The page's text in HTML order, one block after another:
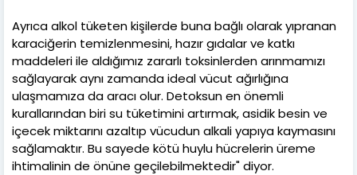
Ayrıca alkol tüketen kişilerde buna bağlı olarak yıpranan
karaciğerin temizlenmesini, hazır gıdalar ve katkı
maddeleri ile aldığımız zararlı toksinlerden arınmamızı
sağlayarak aynı zamanda ideal vücut ağırlığına
ulaşmamıza da aracı olur. Detoksun en önemli
kurallarından biri su tüketimini artırmak, asidik besin ve
içecek miktarını azaltıp vücudun alkali yapıya kaymasını
sağlamaktır. Bu sayede kötü huylu hücrelerin üreme
ihtimalinin de önüne geçilebilmektedir" diyor.